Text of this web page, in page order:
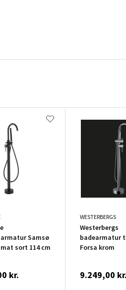
Samsø
sort 114 cm
kr.
WESTERBERGS
Westerbergs
badearmatur
Forsa krom
9.249,00 kr.